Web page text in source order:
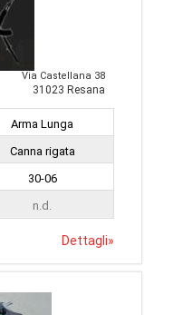
Via Castellana 38
31023 Resana
Arma Lunga
Canna rigata
30-06
n.d.
Dettagli»